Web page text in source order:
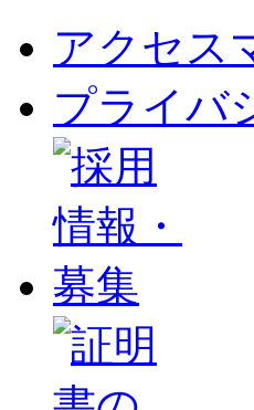
アクセス
プライバ